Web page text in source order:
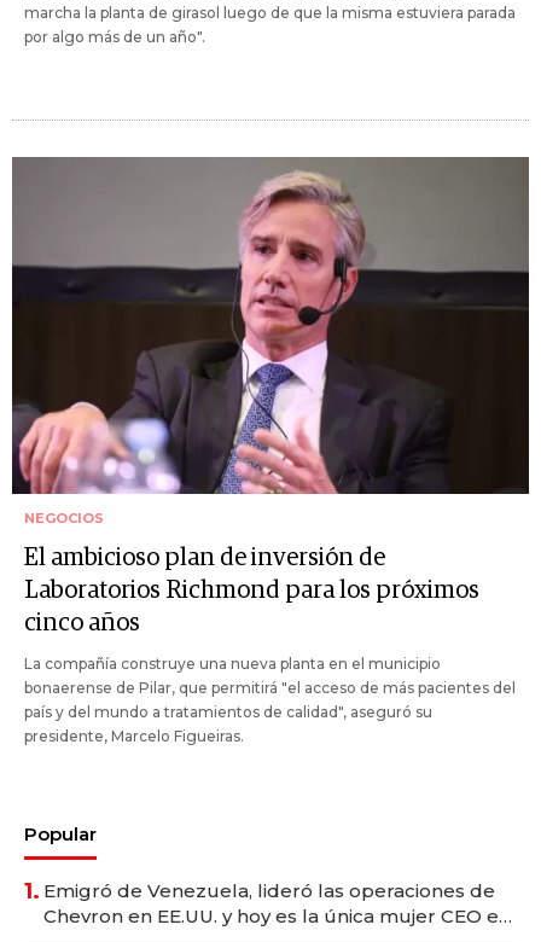
marcha la planta de girasol luego de que la misma estuviera parada
por algo más de un año".
NEGOCIOS
El ambicioso plan de inversión de
Laboratorios Richmond para los próximos
cinco años
La compañía construye una nueva planta en el municipio
bonaerense de Pilar, que permitirá "el acceso de más pacientes del
país y del mundo a tratamientos de calidad", aseguró su
presidente, Marcelo Figueiras.
Popular
1. Emigró de Venezuela, lideró las operaciones de
Chevron en EE.UU. y hoy es la única mujer CEO en